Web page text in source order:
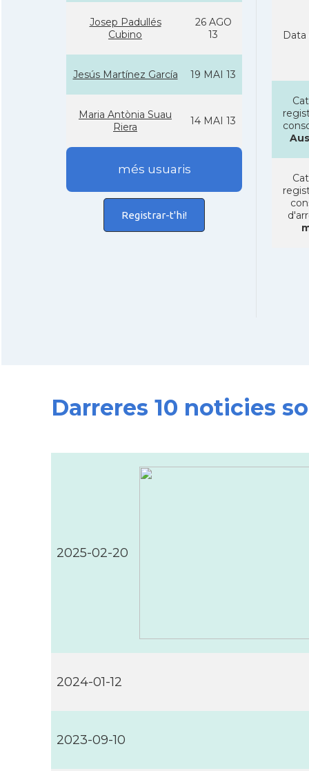
Josep Padullés
Cubino
26 AGO
13
Jesús Martí­nez Garcí­a 19 MAI 13
Maria Antònia Suau
Riera
14 MAI 13
més usuaris
Registrar-t'hi!
Data
Darreres 10 noticies
2025-02-20
2024-01-12
2023-09-10